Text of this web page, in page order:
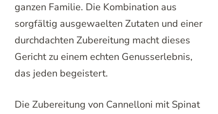
ganzen Familie. Die Kombination aus
sorgfältig ausgewaelten Zutaten und einer
durchdachten Zubereitung macht dieses
Gericht zu einem echten Genusserlebnis,
das jeden begeistert.
Die Zubereitung von Cannelloni mit Spinat